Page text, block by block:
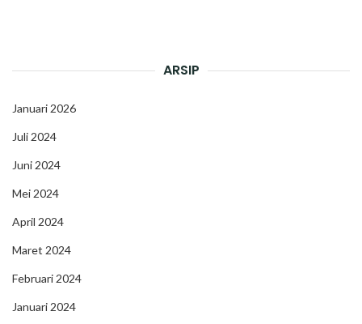
ARSIP
Januari 2026
Juli 2024
Juni 2024
Mei 2024
April 2024
Maret 2024
Februari 2024
Januari 2024